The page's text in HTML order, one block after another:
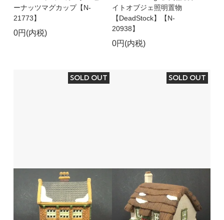
ーナッツマグカップ【N-
21773】
0円(内税)
イトオブジェ照明置物
【DeadStock】【N-
20938】
0円(内税)
SOLD OUT SOLD OUT